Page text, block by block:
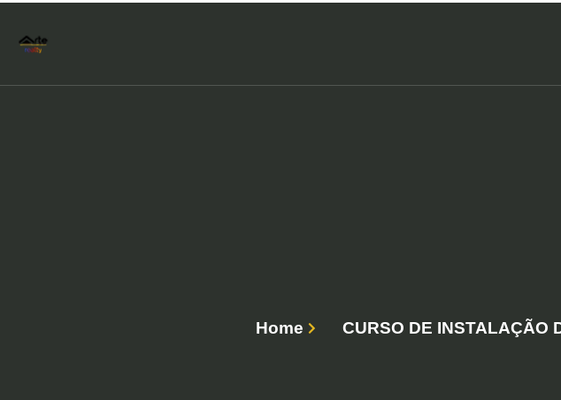
Home CURSO DE INSTALAÇÃO